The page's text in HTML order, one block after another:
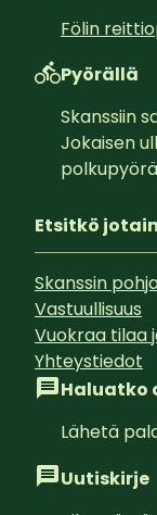
Fölin
Pyörällä
Skanssiin
Jokaisen
Etsitkö
Skanssin
Vastuullisuus
Vuokraa tilaa
Yhteystiedot
Haluatko
Lähetä
Uutiskirje